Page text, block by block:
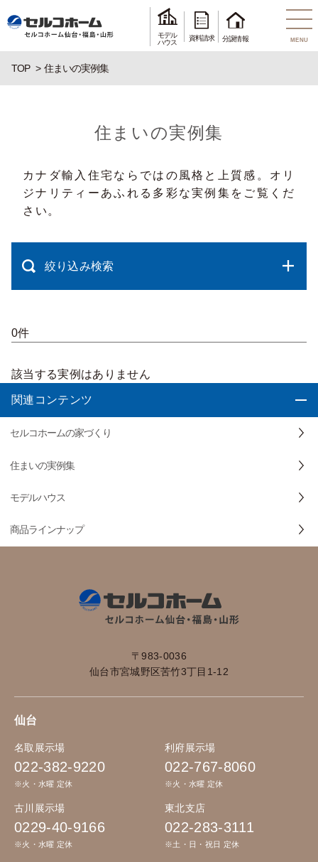
モデル
ハウス
資料請求 分譲情報 MENU
TOP 住まいの実例集
住まいの実例集
カナダ輸入住宅ならではの風格と上質感。オリ
ジナリティーあふれる多彩な実例集をご覧くだ
さい。
絞り込み検索
0件
該当する実例はありません
関連コンテンツ
セルコホームの家づくり
住まいの実例集
モデルハウス
商品ラインナップ
〒983-0036
仙台市宮城野区苦竹3丁目1-12
仙台
名取展示場
022-382-9220
※火・水曜 定休
利府展示場
022-767-8060
※火・水曜 定休
古川展示場
0229-40-9166
※火・水曜 定休
東北支店
022-283-3111
※土・日・祝日 定休